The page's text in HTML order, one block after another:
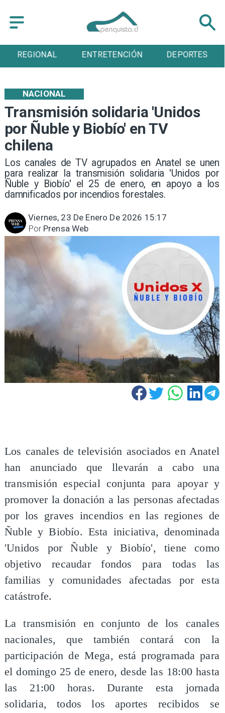
REGIONAL ENTRETENCIÓN DEPORTES
Transmisión solidaria 'Unidos
por Ñuble y Biobío' en TV
chilena
Los canales de TV agrupados en Anatel se unen
para realizar la transmisión solidaria 'Unidos por
Ñuble y Biobío' el 25 de enero, en apoyo a los
damnificados por incendios forestales.
NACIONAL
Viernes, 23 De Enero De 2026 15:17
Prensa Web
Por
Los canales de televisión asociados en Anatel
han anunciado que llevarán a cabo una
transmisión especial conjunta para apoyar y
promover la donación a las personas afectadas
por los graves incendios en las regiones de
Ñuble y Biobío. Esta iniciativa, denominada
'Unidos por Ñuble y Biobío', tiene como
objetivo recaudar fondos para todas las
familias y comunidades afectadas por esta
catástrofe.
La transmisión en conjunto de los canales
nacionales, que también contará con la
participación de Mega, está programada para
el domingo 25 de enero, desde las 18:00 hasta
las 21:00 horas. Durante esta jornada
solidaria, todos los aportes recibidos se